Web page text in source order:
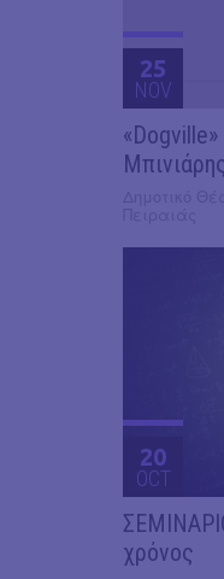
25
NOV
20
OCT
χρόνος